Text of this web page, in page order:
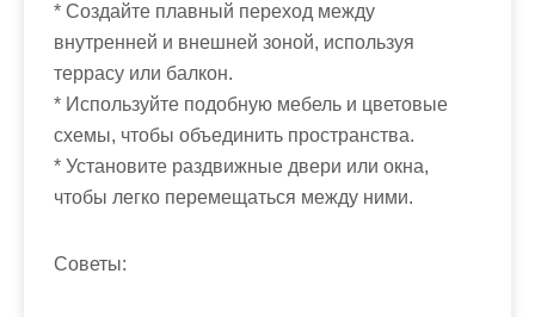
* Создайте плавный переход между
внутренней и внешней зоной, используя
террасу или балкон.
* Используйте подобную мебель и цветовые
схемы, чтобы объединить пространства.
* Установите раздвижные двери или окна,
чтобы легко перемещаться между ними.
Советы: